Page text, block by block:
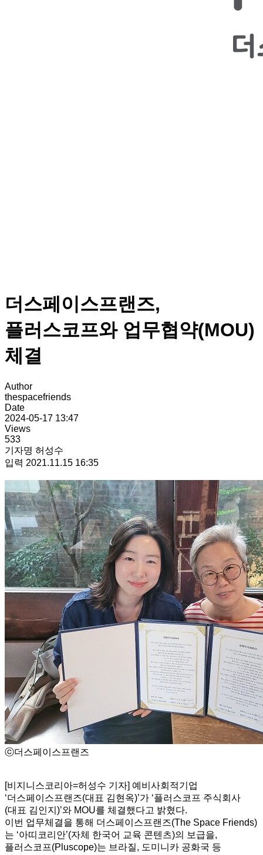
더스페이스프랜즈,
플러스코프와 업무협약(MOU)
체결
Author
thespacefriends
Date
2024-05-17 13:47
Views
533
기자명 허성수
입력 2021.11.15 16:35
ⓒ더스페이스프랜즈
[비지니스코리아=허성수 기자] 예비사회적기업
‘더스페이스프랜즈(대표 김현옥)’가 ‘플러스코프 주식회사
(대표 김인지)’와 MOU를 체결했다고 밝혔다.
이번 업무체결을 통해 더스페이스프랜즈(The Space Friends)
는 ‘아띠코리안’(자체 한국어 교육 콘텐츠)의 보급을,
플러스코프(Pluscope)는 브라질, 도미니카 공화국 등